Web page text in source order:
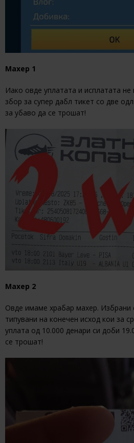
Махер 1
Иако овде уплатата и исплатата не
збор за супер дабл тикет со две
за убаво да се трошат!
Махер 2
Овде имаме храбар махер. Избрани
типувани на конечен исход кои за
уплата од 10.000 денари си доби
се трошат!